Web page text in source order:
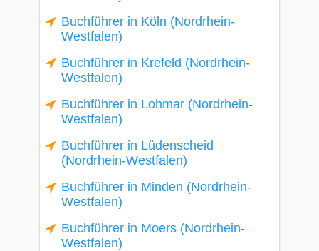
Buchführer in Köln (Nordrhein-
Westfalen)
Buchführer in Krefeld (Nordrhein-
Westfalen)
Buchführer in Lohmar (Nordrhein-
Westfalen)
Buchführer in Lüdenscheid
(Nordrhein-Westfalen)
Buchführer in Minden (Nordrhein-
Westfalen)
Buchführer in Moers (Nordrhein-
Westfalen)